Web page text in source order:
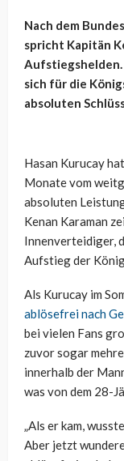
Nach dem
spricht Kapitän
sich für die
absoluten
Hasan Kurucay
Monate vom
absoluten
Kenan Karaman
Innenverteidiger,
Aufstieg der
Als Kurucay im
ablösefrei nach
bei vielen Fans
zuvor sogar
innerhalb der
was von dem 28-
„Als er kam,
Aber jetzt